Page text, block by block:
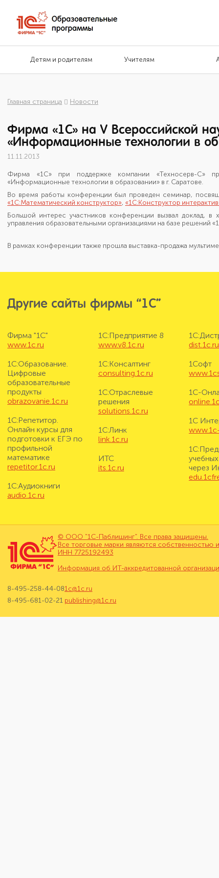
Детям и родителям Учителям
Главная страница Новости
Фирма «1С» на V Всероссийской
«Информационные технологии в
11.11.2013
Фирма «1С» при поддержке компании «Техносерв-С»
«Информационные технологии в образовании» в г. Саратове.
Во время работы конференции был проведен семинар,
«1С:Математический конструктор», «1С:Конструктор
Большой интерес участников конференции вызвал доклад,
управления образовательными организациями на базе решений
В рамках конференции также прошла выставка-продажа
Другие сайты фирмы “1С”
Фирма "1С"
www.1c.ru
1С:Образование.
Цифровые
образовательные
продукты
obrazovanie.1c.ru
1С:Репетитор.
Онлайн курсы для
подготовки к ЕГЭ по
профильной
математике
repetitor.1c.ru
1С:Аудиокниги
audio.1c.ru
1С:Предприятие 8
www.v8.1c.ru
1С:Консалтинг
consulting.1c.ru
1С:Отраслевые
решения
solutions.1c.ru
1С:Линк
link.1c.ru
ИТС
its.1c.ru
dist.1c.ru
1Софт
1С-
1С
через
© ООО "1С-Паблишинг". Все права защищены.
Все торговые марки являются собственностью
ИНН 7725192493
Информация об ИТ-аккредитованной
8-495-258-44-08
8-495-681-02-21
1c@1c.ru
publishing@1c.ru